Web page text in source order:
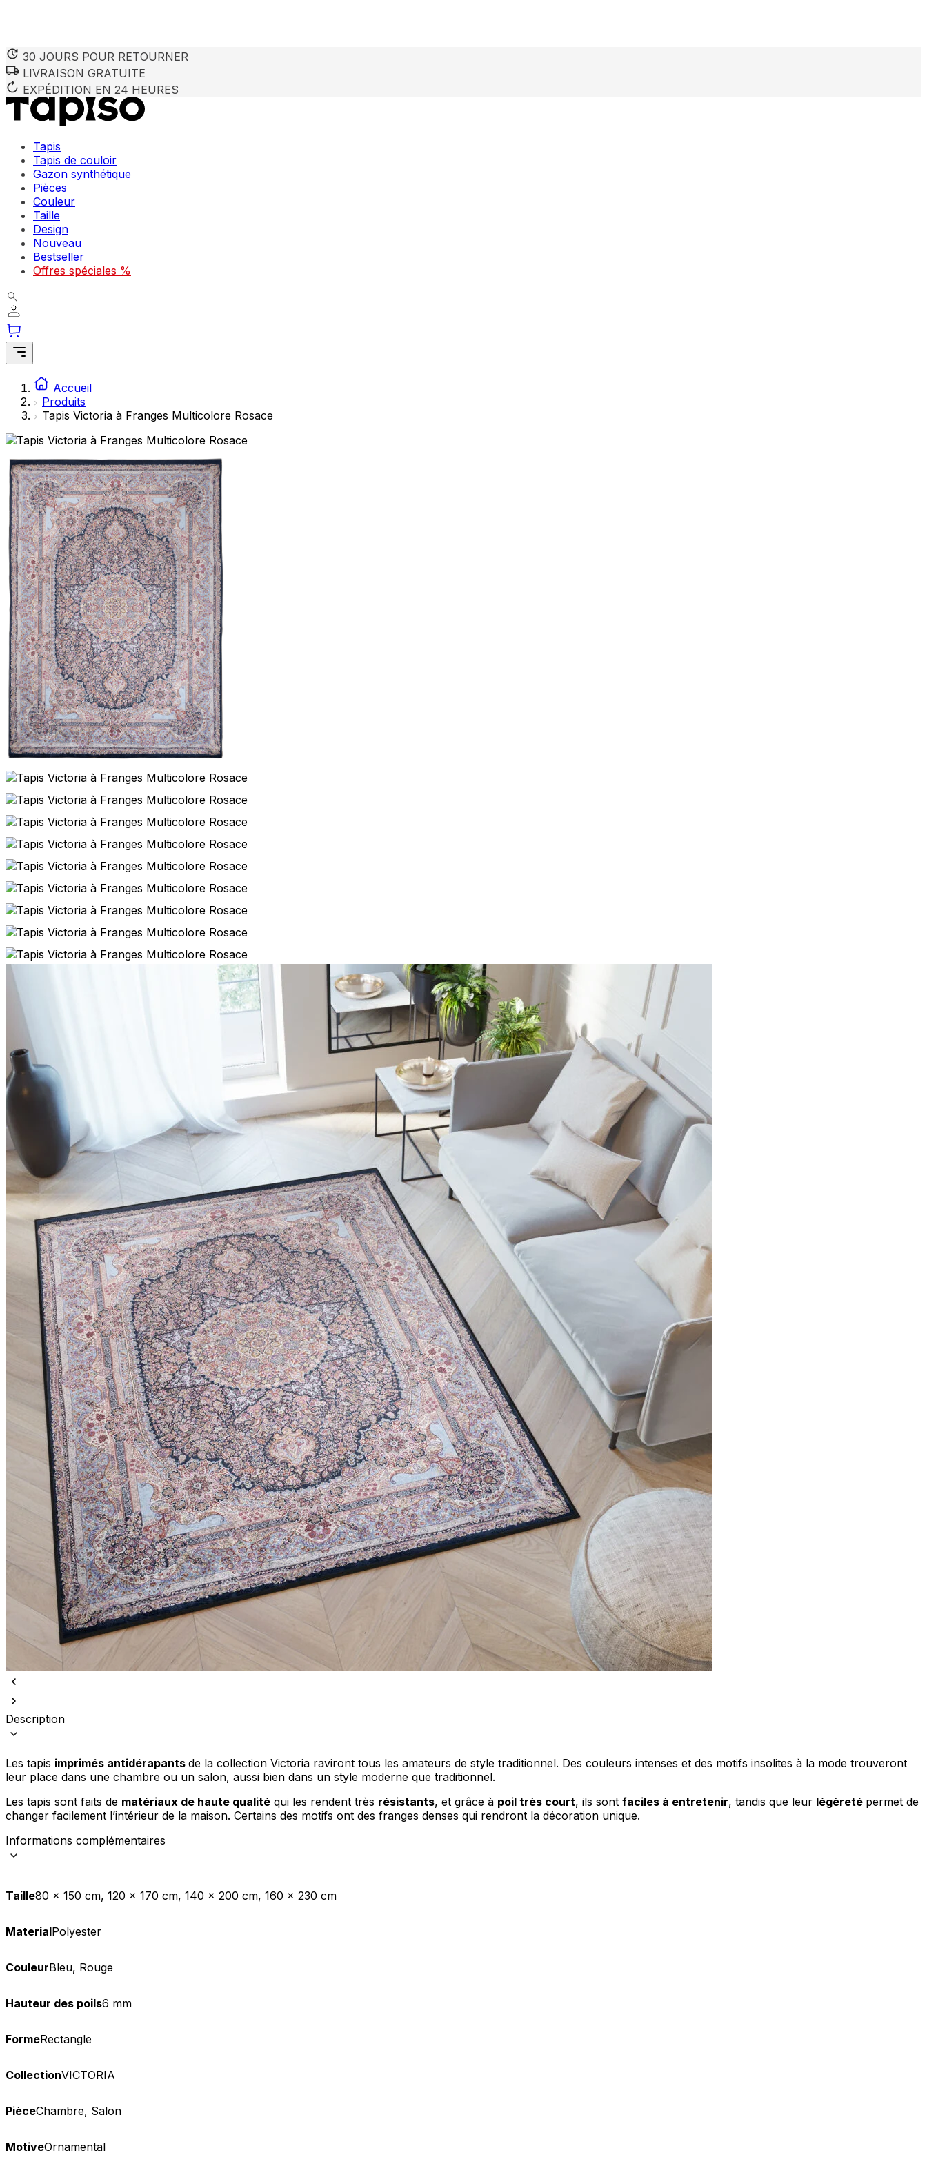
30 JOURS POUR RETOURNER
LIVRAISON GRATUITE
EXPÉDITION EN 24 HEURES
Tapis
Tapis de couloir
Gazon synthétique
Pièces
Couleur
Taille
Design
Nouveau
Bestseller
Offres spéciales %
Accueil
Produits
Tapis Victoria à Franges Multicolore Rosace
Description
Les tapis imprimés antidérapants de la collection Victoria raviront tous les amateurs de style traditionnel. Des couleurs intenses et des motifs insolites à la mode trouveront
leur place dans une chambre ou un salon, aussi bien dans un style moderne que traditionnel.
Les tapis sont faits de matériaux de haute qualité qui les rendent très résistants, et grâce à poil très court, ils sont faciles à entretenir, tandis que leur légèreté permet de
changer facilement l’intérieur de la maison. Certains des motifs ont des franges denses qui rendront la décoration unique.
Informations complémentaires
Taille80 x 150 cm, 120 x 170 cm, 140 x 200 cm, 160 x 230 cm
MaterialPolyester
CouleurBleu, Rouge
Hauteur des poils6 mm
FormeRectangle
CollectionVICTORIA
PièceChambre, Salon
MotiveOrnamental
Nous utilisons des cookies pour personnaliser le contenu et les annonces, offrir des fonctionnalités de réseaux sociaux et analyser notre trafic.
Nous partageons également des informations sur votre utilisation de notre site avec nos partenaires sociaux, publicitaires et analytiques. Ces
partenaires peuvent combiner ces informations avec d'autres données que vous leur avez fournies ou qu'ils ont collectées lors de votre
utilisation de leurs services.
Indispensables
Les cookies indispensables sont cruciaux pour les fonctions de base du site et le site ne fonctionnera pas comme prévu sans eux. Ces cookies
ne stockent aucune donnée permettant d'identifier personnellement un utilisateur.
Préférences
Les cookies liés aux préférences permettent au site de se souvenir des informations qui modifient l'apparence ou le fonctionnement du site,
comme votre langue préférée ou la région dans laquelle vous vous trouvez.
Statistiques
Les cookies statistiques aident les propriétaires de sites web à comprendre comment les visiteurs interagissent avec les sites en collectant et en
rapportant des informations de manière anonyme.
Marketing
Les cookies marketing sont utilisés pour suivre les utilisateurs sur les sites web. Le but est d'afficher des publicités qui sont pertinentes et
engageantes pour l'utilisateur individuel et, par conséquent, plus précieuses pour les éditeurs et les annonceurs tiers.
Rejeter Enregistrer mes préférences